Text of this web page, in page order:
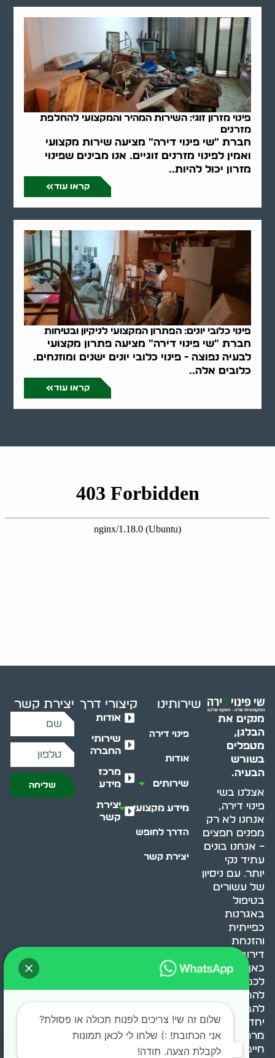
פינוי מזרון זוגי: השירות המהיר והמקצועי להחלפת
מזרנים
חברת "שי פינוי דירה" מציעה שירות מקצועי
ואמין לפינוי מזרנים זוגיים. אנו מבינים שפינוי
מזרון יכול להיות..
קראו עוד
פינוי כלובי יונים: הפתרון המקצועי לניקיון ובטיחות
חברת "שי פינוי דירה" מציעה פתרון מקצועי
לבעיה נפוצה - פינוי כלובי יונים ישנים ומוזנחים.
כלובים אלה..
קראו עוד
מנקים את
הבלגן,
מטפלים
בשורש
הבעיה.
אצלנו בשי
פינוי דירה,
אנחנו לא רק
מפנים חפצים
– אנחנו בונים
עתיד נקי
יותר. עם ניסיון
של עשורים
בטיפול
באגרנות
כפייתית
והזנחת
דירות, אנחנו
כאן כדי לעזור
לכם
להתמודד,
להבין ולשנות.
יחד, ניצור
מרחב
חיים בריא ומאוזן.
שירותינו
פינוי דירה
אודות
שירותים
מידע מקצועי
הדרך לחופש
יצירת קשר
קיצורי דרך
אודות
שירותי
החברה
מרכז
מידע
יצירת
קשר
יצירת קשר
שליחה
שלום זה שי! צריכים לפנות תכולה או פסולת?
אני הכתובת! :) שלחו לי לכאן תמונות
לקבלת הצעה. תודה!